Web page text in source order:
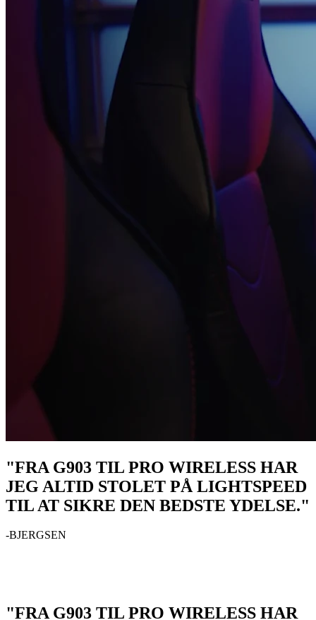
"FRA G903 TIL PRO WIRELESS HAR
JEG ALTID STOLET PÅ LIGHTSPEED
TIL AT SIKRE DEN BEDSTE YDELSE."
-BJERGSEN
"FRA G903 TIL PRO WIRELESS HAR